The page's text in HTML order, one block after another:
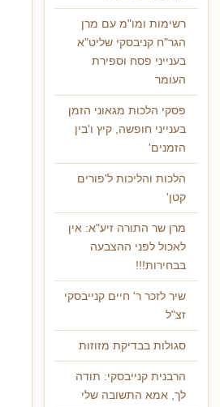
רשימות ומו"מ עם מרן
הגר"ח קניבסקי שליט"א
בענייני פסח וספירת
העומר
פסקי הלכות מגאוני הזמן
בענייני חופשה, קיץ ו'בין
הזמנים'
הלכות והליכות ל'פורים
קטן'
מרן שר התורה זיע"א: אין
לאכול לפני ההצבעה
בבחירות!!!
שיר לזכר ר' חיים קנייבסקי
זצ"ל
סגולות בבדיקת מזוזות
הרבנית קנייבסקי: תודה
לך, אמא התשובה שלי